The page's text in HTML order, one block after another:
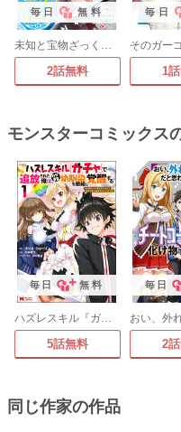
毎日 無料
未知と宝物ざっくざくの迷宮大配信! ～ハズレスキルすらない凡人、見る人から見れば普通に非凡でした～ コミック版 (分冊版)
2話無料
毎日
1
モンスターコミックス
毎日 無料
ハズレスキル『ガチャ』で追放された俺は、わがまま幼馴染を絶縁し覚醒する ～万能チートスキルをゲットして、目指せ楽々最強スローライフ!～(コミック)
5話無料
毎日
2
同じ作家の作品